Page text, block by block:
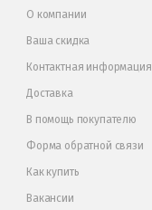
О компании
Ваша скидка
Контактная информация
Доставка
В помощь покупателю
Форма обратной связи
Как купить
Вакансии